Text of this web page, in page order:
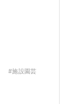
#施設園芸